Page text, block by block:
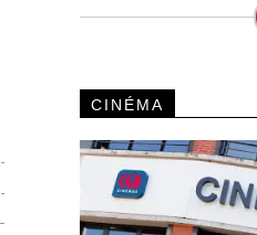
CINÉMA